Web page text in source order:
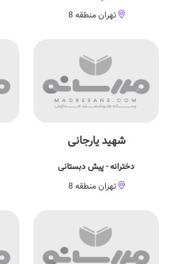
تهران منطقه 8
شهید یارجانی
دخترانه - پیش دبستانی
تهران منطقه 8